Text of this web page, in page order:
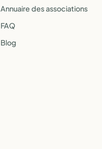
Annuaire des associations
FAQ
Blog